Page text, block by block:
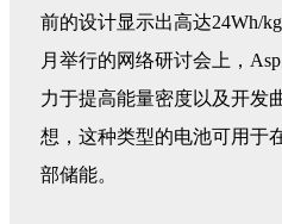
前的设计显示出高达24Wh/
月举行的网络研讨会上，
力于提高能量密度以及开发
想，这种类型的电池可用于
部储能。